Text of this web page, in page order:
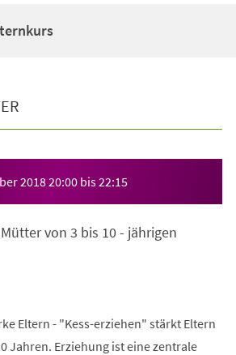
201820:00 bis22:15
von 3 bis 10 - jährigen
Eltern - "Kess-erziehen" stärkt Eltern
Jahren. Erziehung ist eine zentrale